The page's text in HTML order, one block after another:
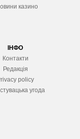
казино
ІНФО
Контакти
Редакція
policy
угода